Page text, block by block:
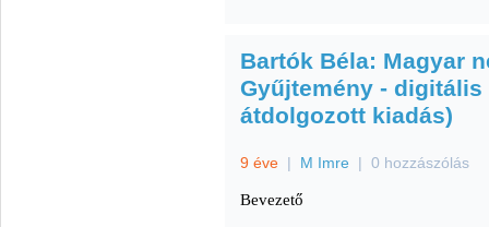
Bartók Béla: Magyar
Gyűjtemény -
átdolgozott kiadás)
9 éve | M Imre | 0 hozzászólás
Bevezető